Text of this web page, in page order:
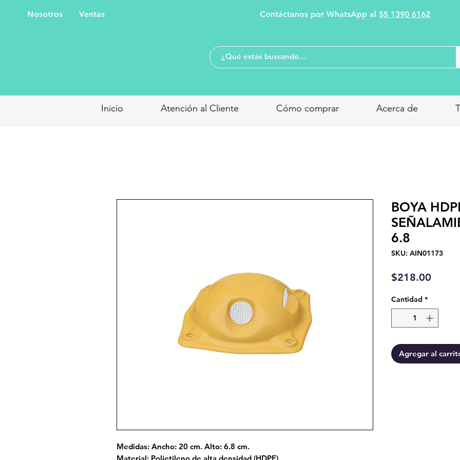
Nosotros Ventas Contáctanos por WhatsApp al 55 1390 6162
Inicio Atención al Cliente Cómo comprar Acerca de
Medidas: Ancho: 20 cm. Alto: 6.8 cm.
BOYA
6.8
SKU: AIN01173
$218.00
Cantidad *
Agregar al